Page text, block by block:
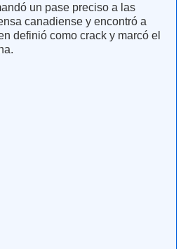
un pase preciso a las
canadiense y encontró a
definió como crack y marcó el